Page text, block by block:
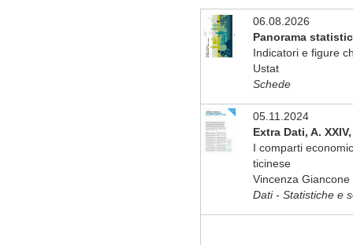
06.08.2026
Panorama
Indicatori e figure
Ustat
Schede
05.11.2024
Extra Dati, A.
I comparti
ticinese
Vincenza Giancone
Dati - Statistiche e